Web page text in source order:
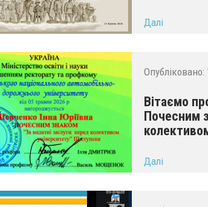
Далі
Опубліковано:
Вітаємо
Почесним
Далі